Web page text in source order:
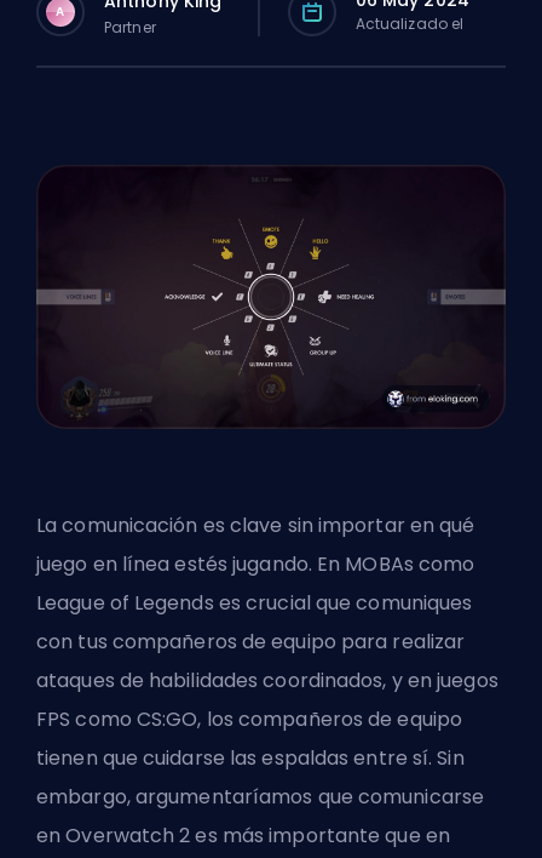
A
Partner Actualizado el
La comunicación es clave sin importar en qué
juego en línea estés jugando. En MOBAs como
League of Legends es crucial que comuniques
con tus compañeros de equipo para realizar
ataques de habilidades coordinados, y en juegos
FPS como CS:GO, los compañeros de equipo
tienen que cuidarse las espaldas entre sí. Sin
embargo, argumentaríamos que comunicarse
en Overwatch 2 es más importante que en